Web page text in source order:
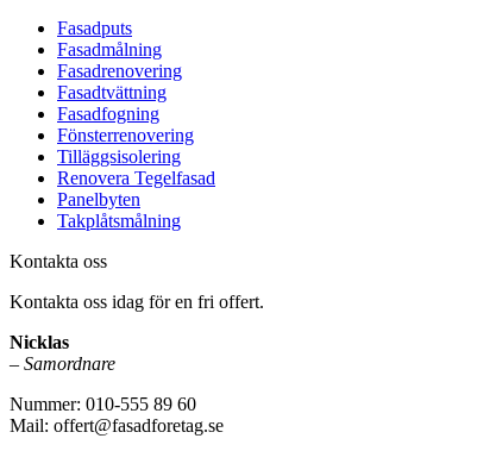
Fasadputs
Fasadmålning
Fasadrenovering
Fasadtvättning
Fasadfogning
Fönsterrenovering
Tilläggsisolering
Renovera Tegelfasad
Panelbyten
Takplåtsmålning
Kontakta oss
Kontakta oss idag för en fri offert.
Nicklas
– Samordnare
Nummer: 010-555 89 60
Mail: offert@fasadforetag.se